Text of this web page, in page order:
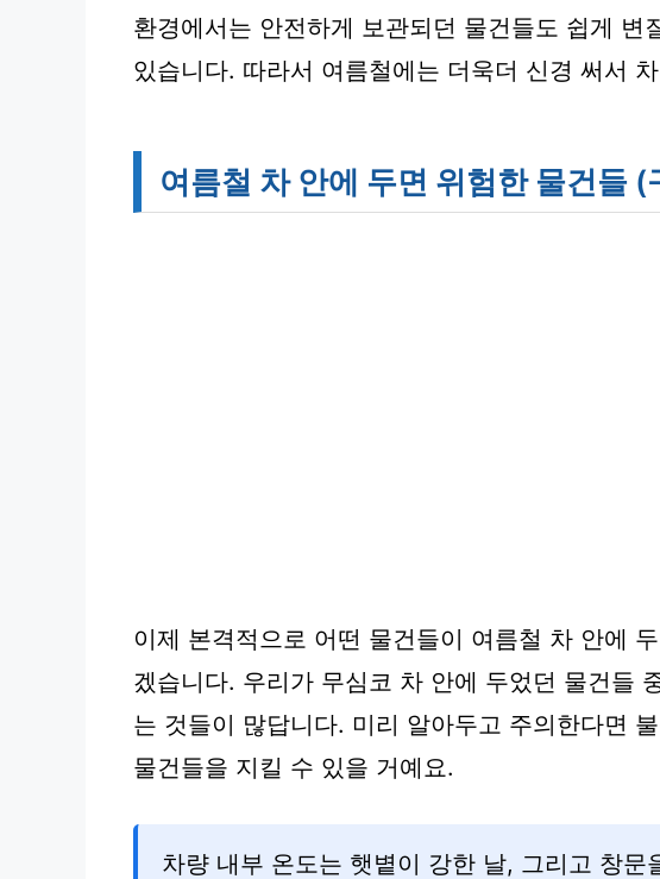
환경에서는 안전하게 보관되던 물건들도 쉽게 변
있습니다. 따라서 여름철에는 더욱더 신경 써서
여름철 차 안에 두면 위험한 물건들 (
이제 본격적으로 어떤 물건들이 여름철 차 안에
겠습니다. 우리가 무심코 차 안에 두었던 물건들
는 것들이 많답니다. 미리 알아두고 주의한다면
물건들을 지킬 수 있을 거예요.
차량 내부 온도는 햇볕이 강한 날, 그리고 창문